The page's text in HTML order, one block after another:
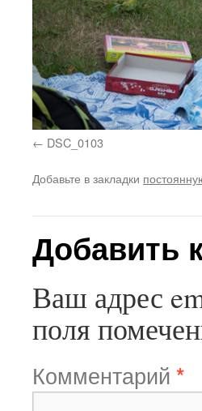
DSC_0103
Добавьте в закладки
Добавить
Ваш адрес
поля
Комментарий *